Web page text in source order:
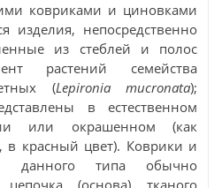
ковриками и циновками
изделия, непосредственно
из стеблей и полос
растений семейства
(Lepironia mucronata);
в естественном
или окрашенном (как
в красный цвет). Коврики и
данного типа обычно
цепочка (основа) тканого